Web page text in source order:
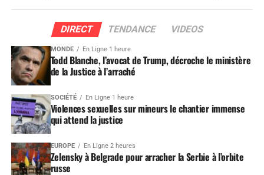
DIRECT TENDANCE VIDEOS
MONDE En Ligne 1 heure
Todd Blanche, l’avocat de Trump, décroche le ministère
de la Justice à l’arraché
SOCIÉTÉ En Ligne 1 heure
Violences sexuelles sur mineurs le chantier immense
qui attend la justice
EUROPE En Ligne 2 heures
Zelensky à Belgrade pour arracher la Serbie à l’orbite
russe